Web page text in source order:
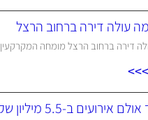
עולה דירה ברחוב הרצל
דירה ברחוב הרצל מומחה המקרקעין
ב-5.5 מיליון שקל